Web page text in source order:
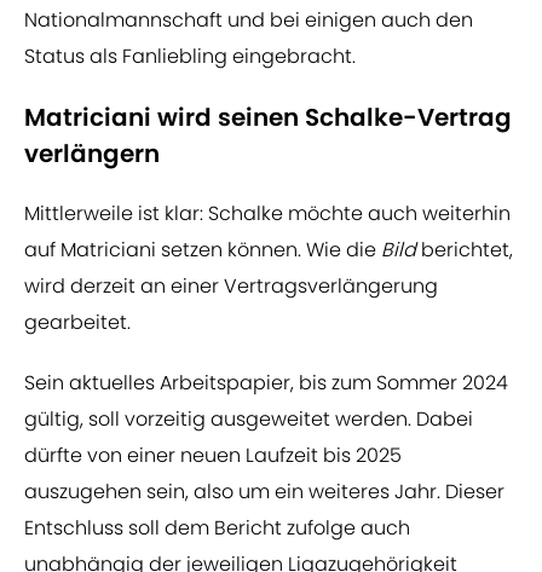
Nationalmannschaft und bei einigen auch den
Status als Fanliebling eingebracht.
Matriciani wird seinen Schalke-Vertrag
verlängern
Mittlerweile ist klar: Schalke möchte auch weiterhin
auf Matriciani setzen können. Wie die Bildberichtet,
wird derzeit an einer Vertragsverlängerung
gearbeitet.
Sein aktuelles Arbeitspapier, bis zum Sommer 2024
gültig, soll vorzeitig ausgeweitet werden. Dabei
dürfte von einer neuen Laufzeit bis 2025
auszugehen sein, also um ein weiteres Jahr. Dieser
Entschluss soll dem Bericht zufolge auch
unabhängig der jeweiligen Ligazugehörigkeit